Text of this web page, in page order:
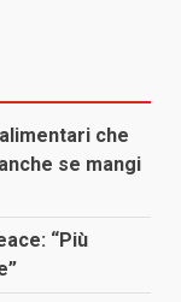
che
se mangi
“Più